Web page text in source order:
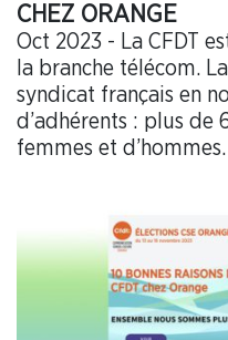
CHEZ ORANGE
Oct 2023 - La CFDT
la branche télécom.
syndicat français en
d’adhérents : plus
femmes et d’hommes.